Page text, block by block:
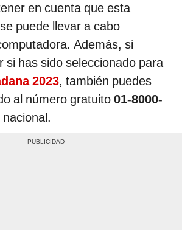
en cuenta que esta
puede llevar a cabo
Además, si
si has sido seleccionado para
2023, también puedes
al número gratuito 01-8000-